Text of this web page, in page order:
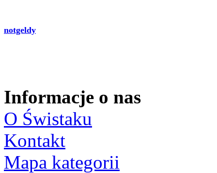
notgeldy
Informacje o nas
O Świstaku
Kontakt
Mapa kategorii